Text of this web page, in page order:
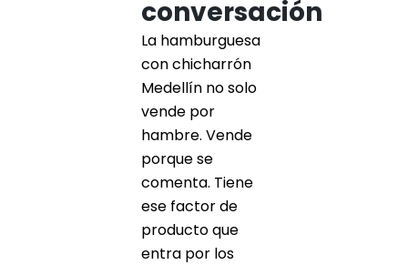
conversación
La hamburguesa
con chicharrón
Medellín no solo
vende por
hambre. Vende
porque se
comenta. Tiene
ese factor de
producto que
entra por los